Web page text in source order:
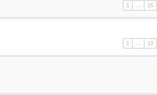
1 … 15
1 … 13